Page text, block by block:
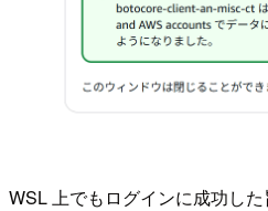
WSL 上でもログインに成功し